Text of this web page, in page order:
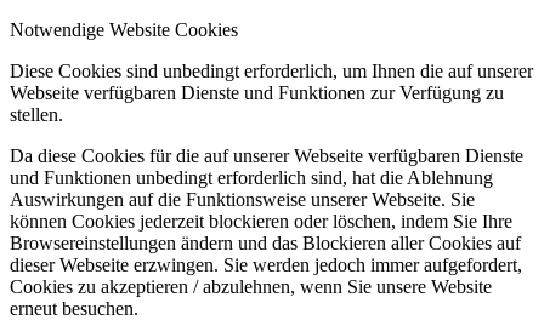
Notwendige Website Cookies
Diese Cookies sind unbedingt erforderlich, um Ihnen die auf unserer
Webseite verfügbaren Dienste und Funktionen zur Verfügung zu
stellen.
Da diese Cookies für die auf unserer Webseite verfügbaren Dienste
und Funktionen unbedingt erforderlich sind, hat die Ablehnung
Auswirkungen auf die Funktionsweise unserer Webseite. Sie
können Cookies jederzeit blockieren oder löschen, indem Sie Ihre
Browsereinstellungen ändern und das Blockieren aller Cookies auf
dieser Webseite erzwingen. Sie werden jedoch immer aufgefordert,
Cookies zu akzeptieren / abzulehnen, wenn Sie unsere Website
erneut besuchen.